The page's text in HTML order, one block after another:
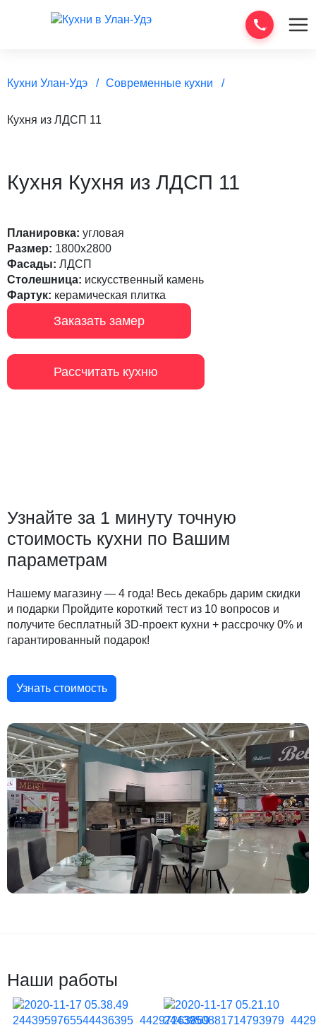
Кухни Улан-Удэ Современные кухни
Кухня из ЛДСП 11
Кухня Кухня из ЛДСП 11
Планировка: угловая
Размер: 1800х2800
Фасады: ЛДСП
Столешница: искусственный камень
Фартук: керамическая плитка
Заказать замер
Рассчитать кухню
Узнайте за 1 минуту точную
стоимость кухни по Вашим
параметрам
Нашему магазину — 4 года! Весь декабрь дарим скидки
и подарки Пройдите короткий тест из 10 вопросов и
получите бесплатный 3D-проект кухни + рассрочку 0% и
гарантированный подарок!
Узнать стоимость
Наши работы